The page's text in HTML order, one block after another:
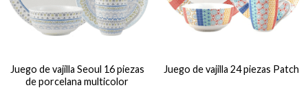
Juego de vajilla Seoul 16 piezas
de porcelana multicolor
Juego de vajilla 24 piezas Patch